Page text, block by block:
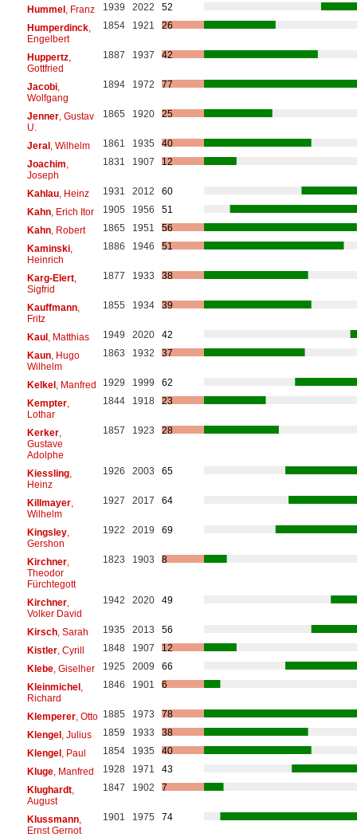
Hummel, Franz 1939 2022
52
Humperdinck,
Engelbert
1854 1921 26
Huppertz,
Gottfried
1887 1937 42
Jacobi,
Wolfgang
1894 1972 77
Jenner, Gustav
U.
1865 1920 25
Jeral, Wilhelm 1861 1935
40
Joachim
Joseph
1831 1907 12
Kahlau, Heinz 1931 2012
60
Kahn, Erich Itor 1905 1956
51
Kahn, Robert 1865 1951
56
Kaminski,
Heinrich
1886 1946 51
Karg-Elert,
Sigfrid
1877 1933 38
Kauffmann,
Fritz
1855 1934 39
Kaul, Matthias 1949 2020
42
Kaun, Hugo
Wilhelm
1863 1932 37
Kelkel, Manfred 1929 1999
62
Kempter,
Lothar
1844 1918 23
Kerker,
Gustave
Adolphe
1857 1923 28
Kiessling,
Heinz
1926 2003 65
Killmayer,
Wilhelm
1927 2017 64
Kingsley,
Gershon
1922 2019 69
Kirchner,
Theodor
Fürchtegott
1823 1903 8
Kirchner,
Volker David
1942 2020 49
Kirsch, Sarah 1935 2013
56
Kistler, Cyrill 1848 1907
12
Klebe, Giselher 1925 2009
66
Kleinmichel,
Richard
1846 1901 6
Klemperer, Otto 1885 1973
78
Klengel, Julius 1859 1933
38
Klengel, Paul 1854 1935
40
Kluge, Manfred 1928 1971
43
Klughardt,
August
1847 1902 7
Klussmann,
Ernst Gernot
1901 1975 74